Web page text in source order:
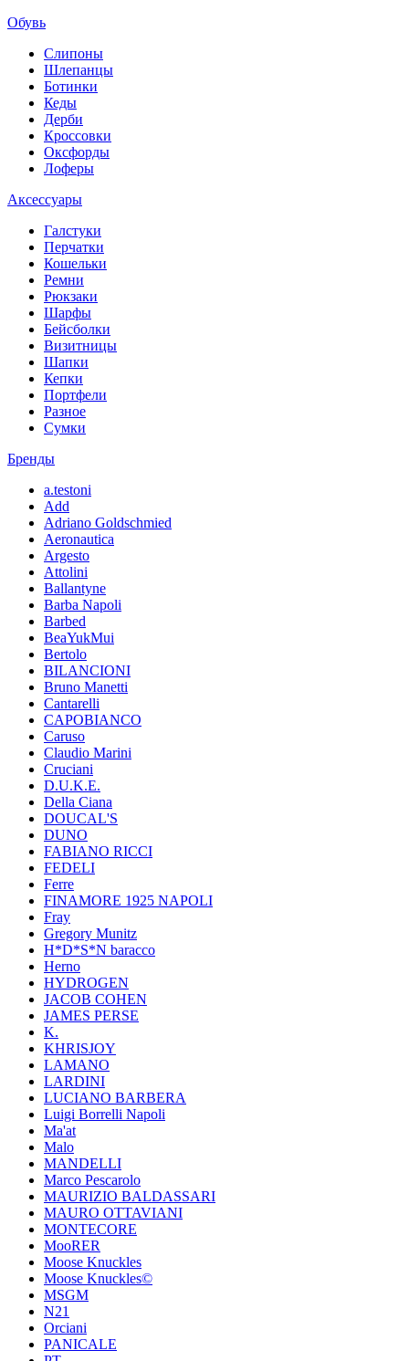
Обувь
Слипоны
Шлепанцы
Ботинки
Кеды
Дерби
Кроссовки
Оксфорды
Лоферы
Аксессуары
Галстуки
Перчатки
Кошельки
Ремни
Рюкзаки
Шарфы
Бейсболки
Визитницы
Шапки
Кепки
Портфели
Разное
Сумки
Бренды
a.testoni
Add
Adriano Goldschmied
Aeronautica
Argesto
Attolini
Ballantyne
Barba Napoli
Barbed
BeaYukMui
Bertolo
BILANCIONI
Bruno Manetti
Cantarelli
CAPOBIANCO
Caruso
Claudio Marini
Cruciani
D.U.K.E.
Della Ciana
DOUCAL'S
DUNO
FABIANO RICCI
FEDELI
Ferre
FINAMORE 1925 NAPOLI
Fray
Gregory Munitz
H*D*S*N baracco
Herno
HYDROGEN
JACOB COHEN
JAMES PERSE
K.
KHRISJOY
LAMANO
LARDINI
LUCIANO BARBERA
Luigi Borrelli Napoli
Ma'at
Malo
MANDELLI
Marco Pescarolo
MAURIZIO BALDASSARI
MAURO OTTAVIANI
MONTECORE
MooRER
Moose Knuckles
Moose Knuckles©️
MSGM
N21
Orciani
PANICALE